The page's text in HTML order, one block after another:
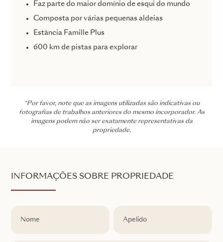
Faz parte do maior domínio de esqui do mundo
Composta por várias pequenas aldeias
Estância Famille Plus
600 km de pistas para explorar
*Por favor, note que as imagens utilizadas são indicativas ou
fotografias de trabalhos anteriores do mesmo incorporador. As
imagens podem não ser exatamente representativas da
propriedade.
INFORMAÇÕES SOBRE PROPRIEDADE